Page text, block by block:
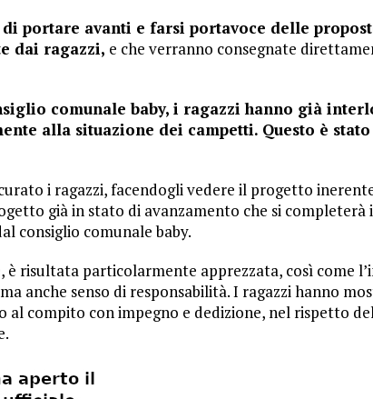
portare avanti e farsi portavoce delle
dai ragazzi, e che verranno consegnate
comunale baby, i ragazzi hanno già
alla situazione dei campetti. Questo è
i ragazzi, facendogli vedere il progetto
già in stato di avanzamento che si completerà
consiglio comunale baby.
è risultata particolarmente apprezzata, così come
anche senso di responsabilità. I ragazzi hanno
al compito con impegno e dedizione, nel rispetto